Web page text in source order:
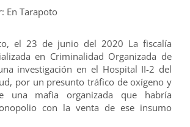
En Tarapoto
el 23 de junio del 2020 La fiscalía
en Criminalidad Organizada de
investigación en el Hospital II-2 del
por un presunto tráfico de oxígeno y
una mafia organizada que habría
con la venta de ese insumo